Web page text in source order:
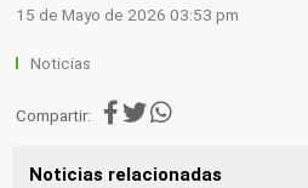
15 de Mayo de 2026 03:53 pm
Noticias
Compartir:
Noticias relacionadas